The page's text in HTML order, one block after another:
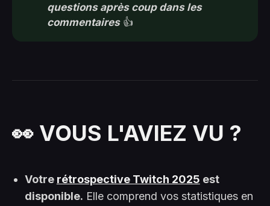
questions après coup dans les
commentaires👍
👀 VOUS L'AVIEZ VU ?
Votre rétrospective Twitch 2025 est
disponible. Elle comprend vos statistiques en